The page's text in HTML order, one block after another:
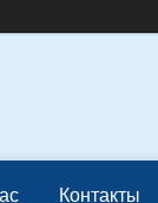
Контакты